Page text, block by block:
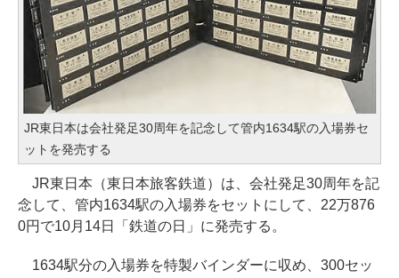
JR東日本は会社発足30周年を記念して管内1634駅の入場券セ
ットを発売する
JR東日本（東日本旅客鉄道）は、会社発足30周年を記
念して、管内1634駅の入場券をセットにして、22万876
0円で10月14日「鉄道の日」に発売する。
1634駅分の入場券を特製バインダーに収め、300セッ